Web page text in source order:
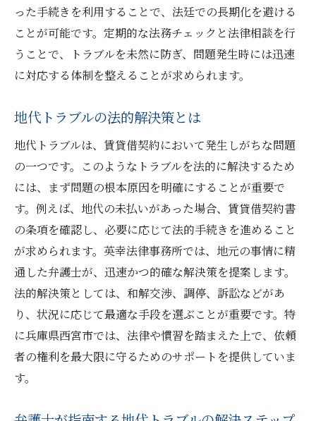
った手続きを利用することで、法廷での長期化を避ける
ことが可能です。定期的な法務チェックと法律相談を行
うことで、トラブルを未然に防ぎ、問題発生時には迅速
に対応する体制を整えることが求められます。
地代トラブルの法的解決策とは
地代トラブルは、賃貸借契約において発生しがちな問題
の一つです。このようなトラブルを法的に解決するため
には、まず問題の根本原因を明確にすることが重要で
す。例えば、地代の未払いがあった場合、賃貸借契約書
の条項を確認し、必要に応じて法的手続きを進めること
が求められます。英幸法律事務所では、地元の事情に精
通した弁護士が、迅速かつ的確な解決策を提案します。
法的解決策としては、和解交渉、調停、訴訟などがあ
り、状況に応じて最適な手段を選ぶことが重要です。特
に兵庫県西宮市では、法律や慣習を踏まえた上で、依頼
者の権利を最大限に守るためのサポートを提供していま
す。